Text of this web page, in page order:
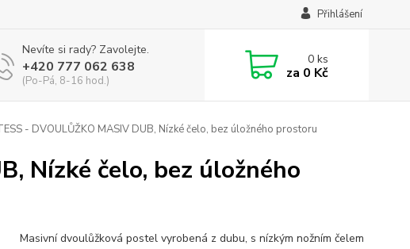
Přihlášení
Nevíte si rady? Zavolejte.
+420 777 062 638
(Po-Pá, 8-16 hod.)
0ks
za 0 Kč
- DVOULŮŽKO MASIV DUB, Nízké čelo, bez úložného prostoru
Nízké čelo, bez úložného
Masivní dvoulůžková postel vyrobená z dubu, s nízkým nožním čelem